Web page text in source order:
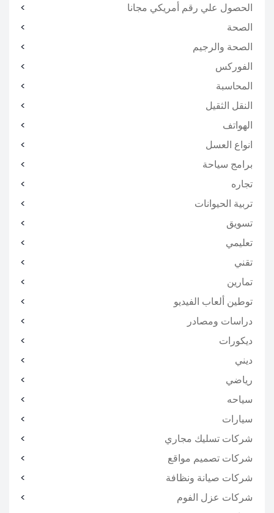
الحصول علي رقم أمريكي مجانا
الصحة
الصحة والرجيم
الفوركس
المحاسبة
النقل الثقيل
الهواتف
انواع العسل
برامج سياحة
تجاره
تربية الحيوانات
تسويق
تعليمي
تقني
تمارين
توطين ألعاب الفيديو
دراسات ومصادر
ديكورات
ديني
رياضي
سياحه
سيارات
شركات تسليك مجاري
شركات تصميم مواقع
شركات صيانة ونظافة
شركات عزل الفوم